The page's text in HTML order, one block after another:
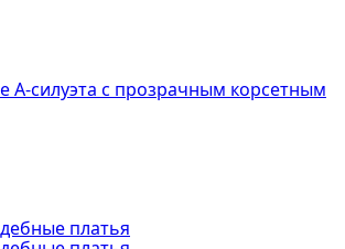
А-силуэта с прозрачным корсетным